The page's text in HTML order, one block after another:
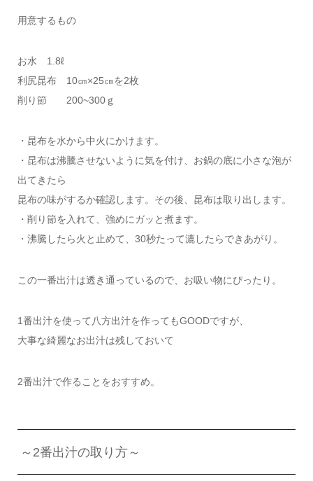
用意するもの
お水 1.8ℓ
利尻昆布 10㎝×25㎝を2枚
削り節 200~300ｇ
・昆布を水から中火にかけます。
・昆布は沸騰させないように気を付け、お鍋の底に小さな泡が
出てきたら
昆布の味がするか確認します。その後、昆布は取り出します。
・削り節を入れて、強めにガッと煮ます。
・沸騰したら火と止めて、30秒たって漉したらできあがり。
この一番出汁は透き通っているので、お吸い物にぴったり。
1番出汁を使って八方出汁を作ってもGOODですが、
大事な綺麗なお出汁は残しておいて
2番出汁で作ることをおすすめ。
～2番出汁の取り方～